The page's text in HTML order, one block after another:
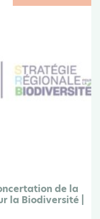
de la
la Biodiversité |